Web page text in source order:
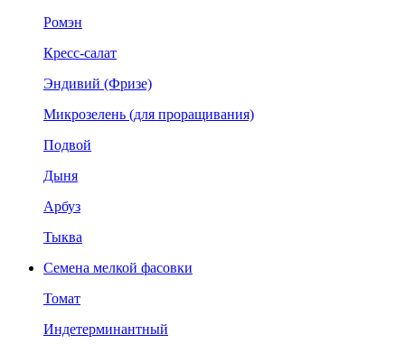
Ромэн
Кресс-салат
Эндивий (Фризе)
Микрозелень (для проращивания)
Подвой
Дыня
Арбуз
Тыква
Семена мелкой фасовки
Томат
Индетерминантный